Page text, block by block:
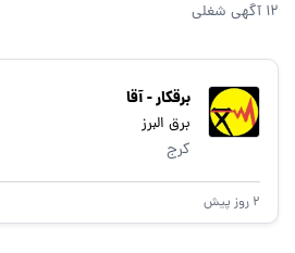
12 آگهی شغلی
برقکار - آقا
برق البرز
کرج
2 روز پیش